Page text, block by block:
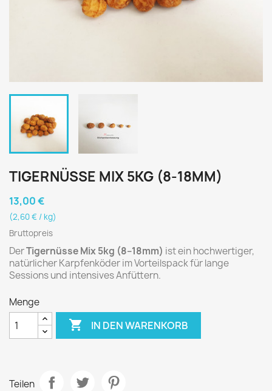
TIGERNÜSSE MIX 5KG (8-18MM)
13,00 €
(2,60 € / kg)
Bruttopreis
DerTigernüsse Mix 5kg (8–18mm) ist ein hochwertiger,
natürlicher Karpfenköder im Vorteilspack für lange
Sessions und intensives Anfüttern.
Menge
 IN DEN WARENKORB
Teilen